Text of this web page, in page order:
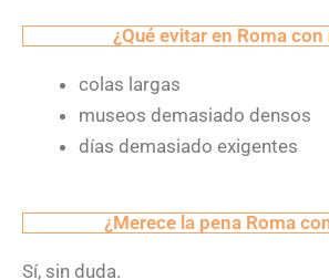
¿Qué evitar en Roma con
colas largas
museos demasiado densos
días demasiado exigentes
¿Merece la pena Roma
Sí, sin duda.